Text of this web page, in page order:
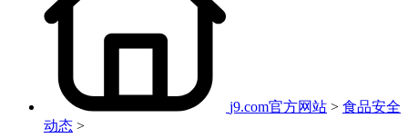
j9.com官方网站 > 食品安全
动态 >